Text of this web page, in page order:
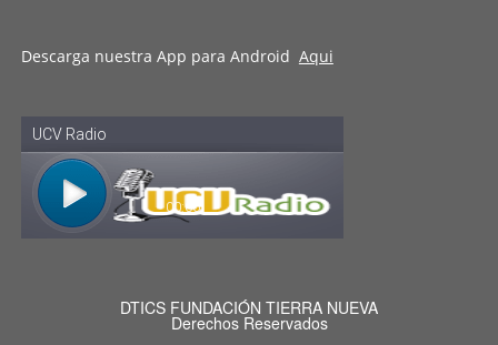
Descarga nuestra App para Android Aqui
DTICS FUNDACIÓN TIERRA NUEVA
Derechos Reservados